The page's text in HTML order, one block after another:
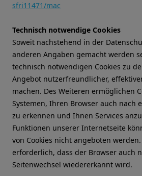
sfri11471/mac
Technisch notwendige Cookies
Soweit nachstehend in der
anderen Angaben gemacht werden
technisch notwendigen Cookies zu
Angebot nutzerfreundlicher,
machen. Des Weiteren ermöglichen
Systemen, Ihren Browser auch nach
zu erkennen und Ihnen Services
Funktionen unserer Internetseite
von Cookies nicht angeboten
erforderlich, dass der Browser auch
Seitenwechsel wiedererkannt wird.